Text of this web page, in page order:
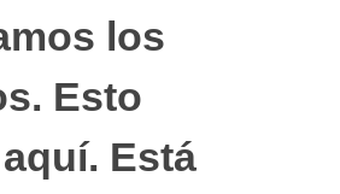
los
Esto
Está